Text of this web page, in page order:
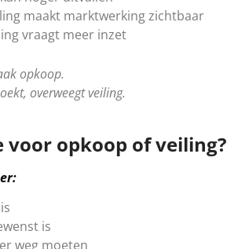
maakt marktwerking zichtbaar
vraagt meer inzet
opkoop.
overweegt veiling.
voor opkoop of veiling?
is
weg moeten